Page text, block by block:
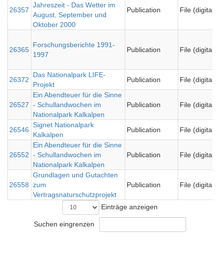
26357
Jahreszeit - Das Wetter im
August, September und
Oktober 2000
Publication File (digital)
26365
Forschungsberichte 1991-
1997
Publication File (digital)
26372
Das Nationalpark LIFE-
Projekt
Publication File (digital)
26527
Ein Abendteuer für die Sinne
- Schullandwochen im
Nationalpark Kalkalpen
Publication File (digital)
26546
Signet Nationalpark
Kalkalpen
Publication File (digital)
26552
Ein Abendteuer für die Sinne
- Schullandwochen im
Nationalpark Kalkalpen
Publication File (digital)
26558
Grundlagen und Gutachten
zum
Vertragsnaturschutzprojekt
Publication File (digital)
Einträge anzeigen
Suchen eingrenzen